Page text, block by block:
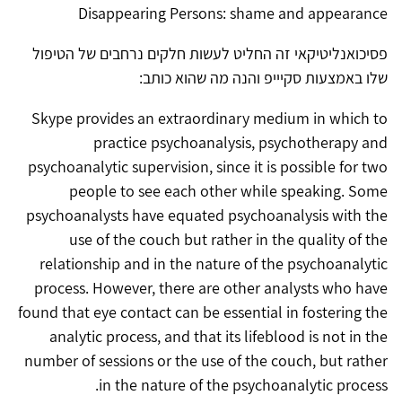
Disappearing Persons: shame and appearance
פסיכואנליטיקאי זה החליט לעשות חלקים נרחבים של הטיפול
שלו באמצעות סקיייפ והנה מה שהוא כותב:
Skype provides an extraordinary medium in which to
practice psychoanalysis, psychotherapy and
psychoanalytic supervision, since it is possible for two
people to see each other while speaking. Some
psychoanalysts have equated psychoanalysis with the
use of the couch but rather in the quality of the
relationship and in the nature of the psychoanalytic
process. However, there are other analysts who have
found that eye contact can be essential in fostering the
analytic process, and that its lifeblood is not in the
number of sessions or the use of the couch, but rather
in the nature of the psychoanalytic process.